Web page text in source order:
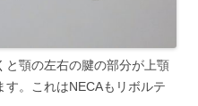
と顎の左右の腱の部分が上顎
。これはNECAもリボルテ